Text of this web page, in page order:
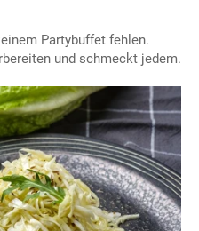
Partybuffet fehlen.
und schmeckt jedem.